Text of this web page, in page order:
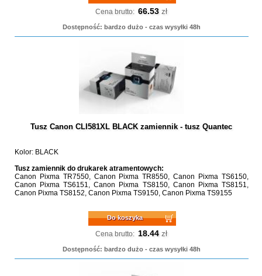
Cena brutto: 66.53 zł
Dostępność: bardzo dużo - czas wysyłki 48h
Tusz Canon CLI581XL BLACK zamiennik - tusz Quantec
Kolor: BLACK
Tusz zamiennik do drukarek atramentowych:
Canon Pixma TR7550, Canon Pixma TR8550, Canon Pixma TS6150,
Canon Pixma TS6151, Canon Pixma TS8150, Canon Pixma TS8151,
Canon Pixma TS8152, Canon Pixma TS9150, Canon Pixma TS9155
Do koszyka
Cena brutto: 18.44 zł
Dostępność: bardzo dużo - czas wysyłki 48h